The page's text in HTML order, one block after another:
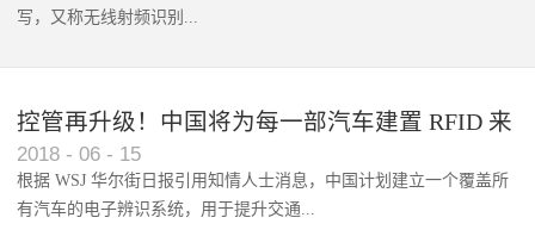
写，又称无线射频识别...
控管再升级！中国将为每一部汽车建置 RFID 来
架构辨识系统
2018 - 06 - 15
根据 WSJ 华尔街日报引用知情人士消息，中国计划建立一个覆盖所
有汽车的电子辨识系统，用于提升交通...